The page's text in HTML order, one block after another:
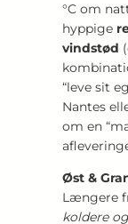
°C om
hyppige
vindstød
“leve sit
Nantes
om en
Øst &
Længere
koldere